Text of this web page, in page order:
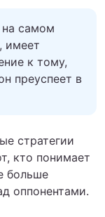
на самом
имеет
к тому,
преуспеет в
стратегии
кто понимает
больше
оппонентами.